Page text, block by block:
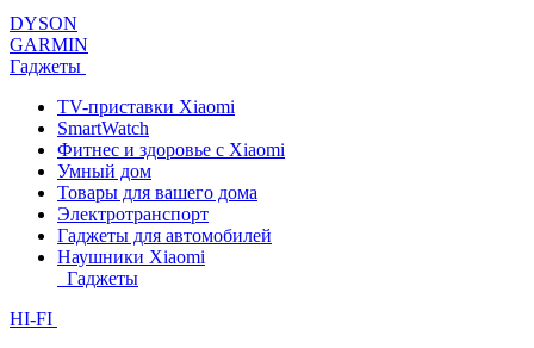
DYSON
GARMIN
Гаджеты
TV-приставки Xiaomi
SmartWatch
Фитнес и здоровье с Xiaomi
Умный дом
Товары для вашего дома
Электротранспорт
Гаджеты для автомобилей
Наушники Xiaomi
Гаджеты
HI-FI